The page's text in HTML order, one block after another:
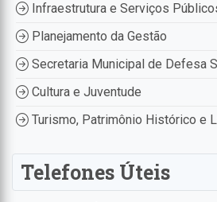
Infraestrutura e Serviços
Planejamento da Gestão
Secretaria Municipal de Defesa
Cultura e Juventude
Turismo, Patrimônio Histórico e
Telefones Úteis